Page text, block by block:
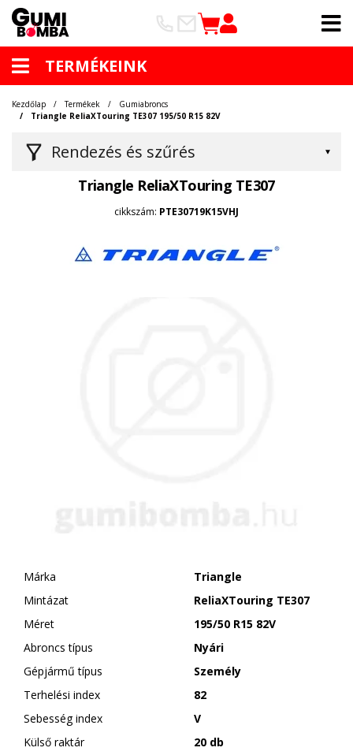
TERMÉKEINK
Rendezés és szűrés
Kezdőlap Termékek
Gumiabroncs
Triangle ReliaXTouring TE307 195/50 R15 82V
Triangle ReliaXTouring TE307
cikkszám: PTE30719K15VHJ
Márka
Triangle
Mintázat
ReliaXTouring TE307
Méret
195/50 R15 82V
Abroncs típus
Nyári
Gépjármű típus
Személy
Terhelési index
82
Sebesség index
V
Külső raktár
20 db